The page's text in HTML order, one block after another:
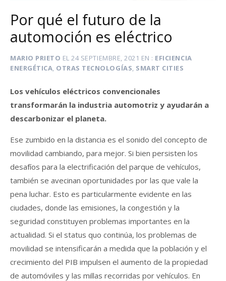
Por qué el futuro de la
automoción es eléctrico
MARIO PRIETO EL24 SEPTIEMBRE, 2021 EN
EFICIENCIA
ENERGÉTICA, OTRAS TECNOLOGÍAS, SMART CITIES
Los vehículos eléctricos convencionales
transformarán la industria automotriz y ayudarán a
descarbonizar el planeta.
Ese zumbido en la distancia es el sonido del concepto de
movilidad cambiando, para mejor. Si bien persisten los
desafíos para la electrificación del parque de vehículos,
también se avecinan oportunidades por las que vale la
pena luchar. Esto es particularmente evidente en las
ciudades, donde las emisiones, la congestión y la
seguridad constituyen problemas importantes en la
actualidad. Si el status quo continúa, los problemas de
movilidad se intensificarán a medida que la población y el
crecimiento del PIB impulsen el aumento de la propiedad
de automóviles y las millas recorridas por vehículos. En